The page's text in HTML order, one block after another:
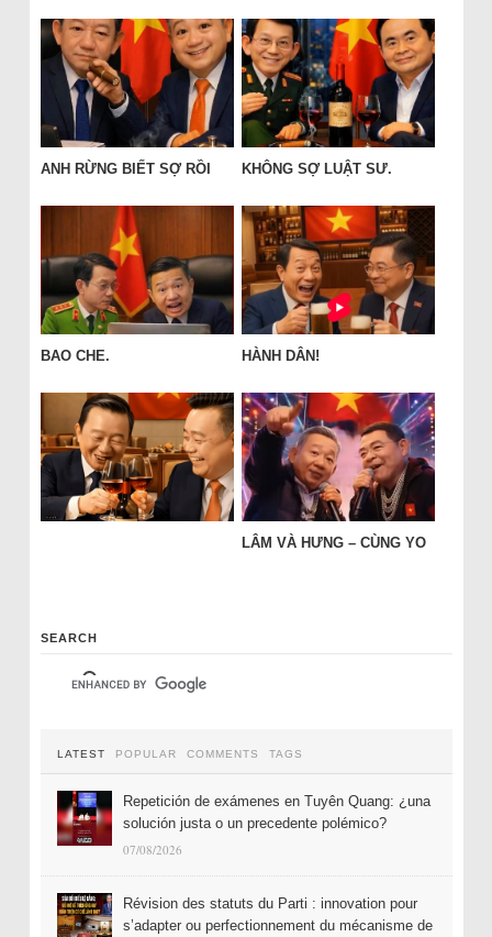
ANH RỪNG BIẾT SỢ RỒI KHÔNG SỢ LUẬT SƯ.
BAO CHE. HÀNH DÂN!
LÂM VÀ HƯNG – CÙNG YO
SEARCH
LATEST POPULAR COMMENTS TAGS
Repetición de exámenes en Tuyên Quang: ¿una
solución justa o un precedente polémico?
07/08/2026
Révision des statuts du Parti : innovation pour
s’adapter ou perfectionnement du mécanisme de